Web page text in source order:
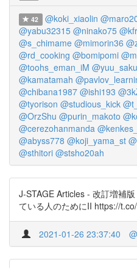
42 @koki_xiaolin
@yabu32315 @ninako75
@s_chimame @mimorin36
@rd_cooking @bomipomi
@toohs_eman_iM
@kamatamah
@chibana1987 @ishi193
@tyorison @studious_kick
@OrzShu @purin_makoto
@cerezohanmanda
@abyss778 @koji_yama_st
@sthitori @stsho20ah
J-STAGE Articles - 改訂増補
ている人のためにII https://
2021-01-26 23:37:40